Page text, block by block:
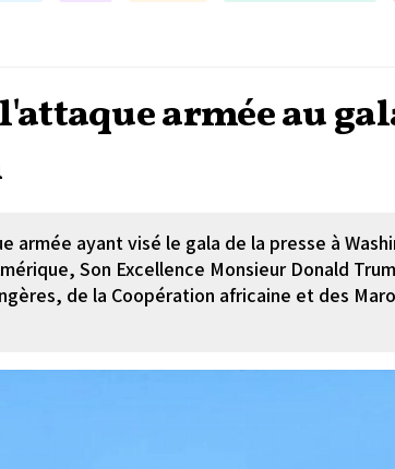
armée au
armée ayant visé le gala de la presse à
Son Excellence Monsieur Donald
de la Coopération africaine et des